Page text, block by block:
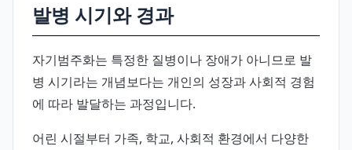
발병 시기와 경과
자기범주화는 특정한 질병이나 장애가 아니므로 발
병 시기라는 개념보다는 개인의 성장과 사회적 경험
에 따라 발달하는 과정입니다.
어린 시절부터 가족, 학교, 사회적 환경에서 다양한